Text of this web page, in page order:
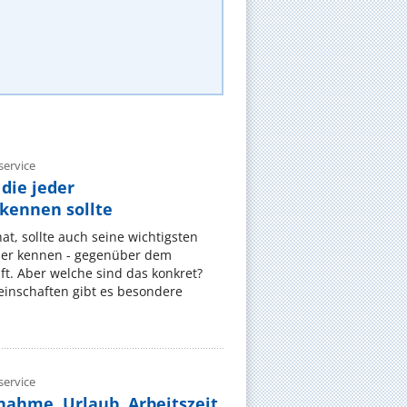
jeder
sollte
sollte auch seine wichtigsten
kennen - gegenüber dem
Aber welche sind das konkret?
gibt es besondere